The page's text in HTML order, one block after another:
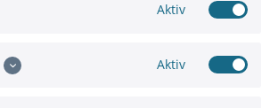
für die Etagen-Zugangsverwaltung. Es
zur Erweiterung der Funktionen von
Aktiv
Aktiv